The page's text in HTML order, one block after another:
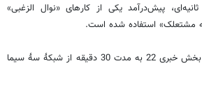
این نماهنگ حدوداً 30 ثانیه‌ای، پیش‌درآمد یکی از کارهای «نوال الزغبی»
مشتعلک» استفاده شده است.
«بهار نارنج» هر شب پس از بخش خبری 22 به مدت 30 دقیقه از شبکۀ سۀ سیما